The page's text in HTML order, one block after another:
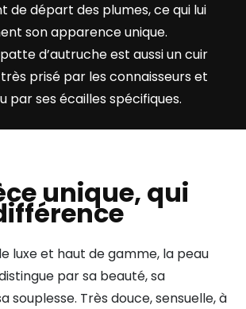
de départ des plumes, ce qui lui
son apparence unique.
d’autruche est aussi un cuir
prisé par les connaisseurs et
par ses écailles spécifiques.
unique, qui
luxe et haut de gamme, la peau
par sa beauté, sa
souplesse. Très douce, sensuelle, à